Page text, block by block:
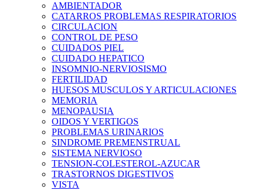
AMBIENTADOR
CATARROS PROBLEMAS RESPIRATORIOS
CIRCULACION
CONTROL DE PESO
CUIDADOS PIEL
CUIDADO HEPATICO
INSOMNIO-NERVIOSISMO
FERTILIDAD
HUESOS MUSCULOS Y ARTICULACIONES
MEMORIA
MENOPAUSIA
OIDOS Y VERTIGOS
PROBLEMAS URINARIOS
SINDROME PREMENSTRUAL
SISTEMA NERVIOSO
TENSION-COLESTEROL-AZUCAR
TRASTORNOS DIGESTIVOS
VISTA